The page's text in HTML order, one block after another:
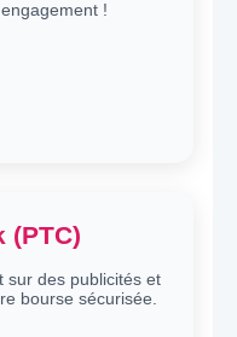
!
(PTC)
sur des publicités et
bourse sécurisée.